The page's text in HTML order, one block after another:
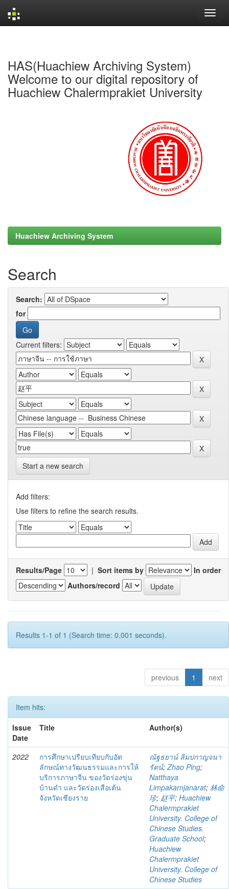
HAS(Huachiew Archiving System)
Welcome to our digital repository of
Huachiew Chalermprakiet University
Huachiew Archiving System
Search
Search:
for
Current filters:
Start a new search
Add filters:
Use filters to refine the search results.
Results/Page | Sort items by
In order
Authors/record
Results 1-1 of 1 (Search time: 0.001 seconds).
previous 1 next
Item hits:
Issue
Date
Title Author(s)
2022
การศึกษาเปรียบเทียบกับอัต
ลักษณ์ทางวัฒนธรรมและการให้
บริการภาษาจีน ของวัดร่องขุ่น
บ้านดำ และวัดร่องเสือเต้น
จังหวัดเชียงราย
ณัฐธยาน์ ลิมปกาญจนา
รัตน์;Zhao Ping;
Natthaya
Limpakarnjanarat; 林命
珍; 赵平; Huachiew
Chalermprakiet
University. College of
Chinese Studies.
Graduate School;
Huachiew
Chalermprakiet
University. College of
Chinese Studies